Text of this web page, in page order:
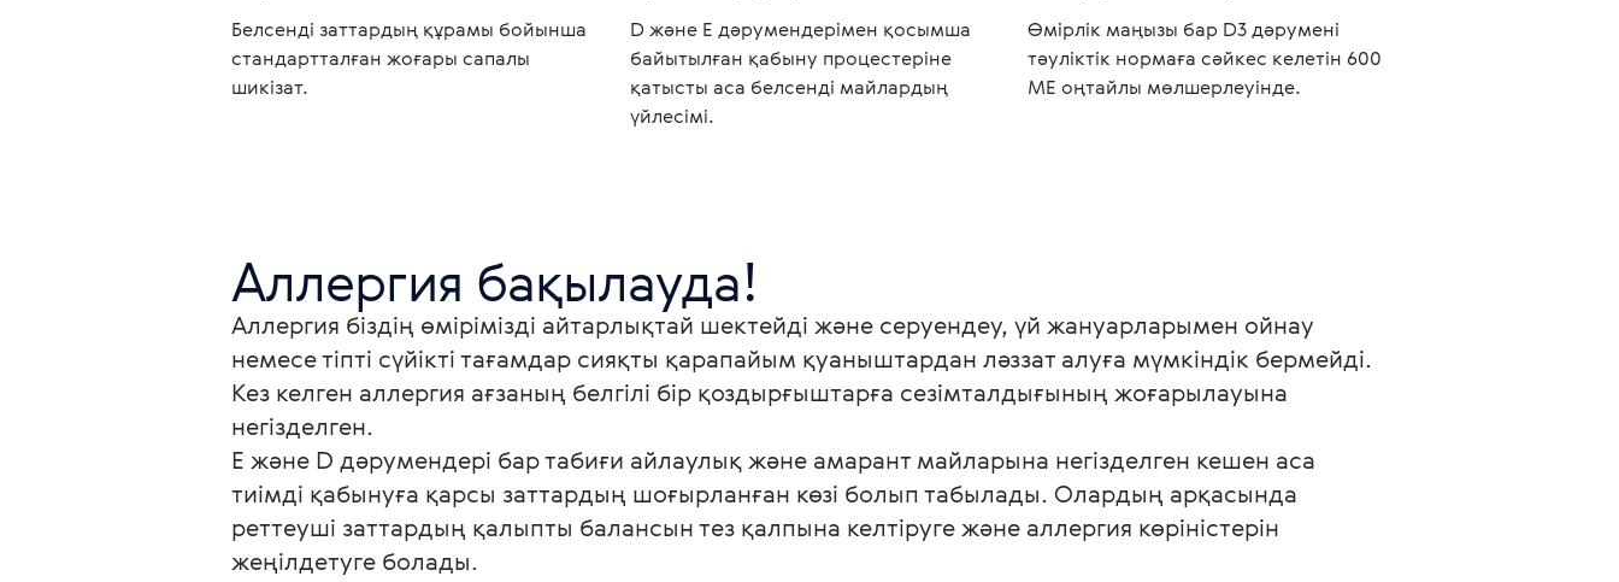
Белсенді заттардың құрамы бойынша
стандартталған жоғары сапалы
шикізат.
D және E дәрумендерімен қосымша
байытылған қабыну процестеріне
қатысты аса белсенді майлардың
үйлесімі.
Өмірлік маңызы бар D3 дәрумені
тәуліктік нормаға сәйкес келетін 600
ME оңтайлы мөлшерлеуінде.
Аллергия біздің өмірімізді айтарлықтай шектейді және серуендеу, үй жануарларымен ойнау
немесе тіпті сүйікті тағамдар сияқты қарапайым қуаныштардан ләззат алуға мүмкіндік бермейді.
Кез келген аллергия ағзаның белгілі бір қоздырғыштарға сезімталдығының жоғарылауына
негізделген.
E және D дәрумендері бар табиғи айлаулық және амарант майларына негізделген кешен аса
тиімді қабынуға қарсы заттардың шоғырланған көзі болып табылады. Олардың арқасында
реттеуші заттардың қалыпты балансын тез қалпына келтіруге және аллергия көріністерін
жеңілдетуге болады.